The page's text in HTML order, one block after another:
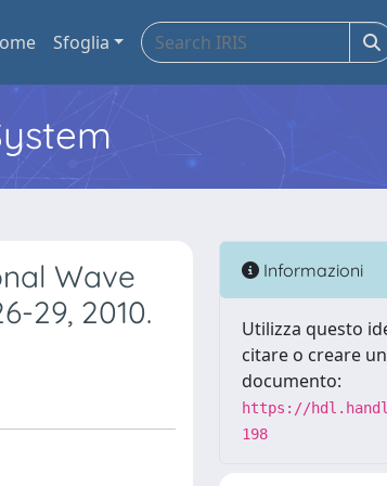
Sfoglia
Wave
29, 2010.
Informazioni
Utilizza questo
citare o creare
documento:
https://
198